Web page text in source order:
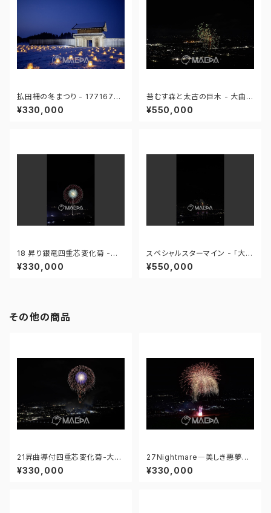
払田柵の冬まつり - 17716762
5521652
¥330,000
苔むす森と太古の巨木 - 大曲の
花火―春の章―「新作花火コレ
クション2024 世界の花火 日本
¥550,000
18 昇り銀竜四重芯変化菊 -
「大曲の花火」第96回全国花火
競技大会 - 17255841982018
¥330,000
スペシャルスターマイン - 「大曲
の花火」第96回全国花火競技大
会 - 172558421154110
¥550,000
その他の商品
21昇曲導付四重芯変化菊-大曲
の花火 第97回全国花火競技大
会 - 176671211945005
¥330,000
27Nightmare―美しき悪夢―-
大曲の花火 第97回全国花火競
技大会 - 17667573058689
¥330,000